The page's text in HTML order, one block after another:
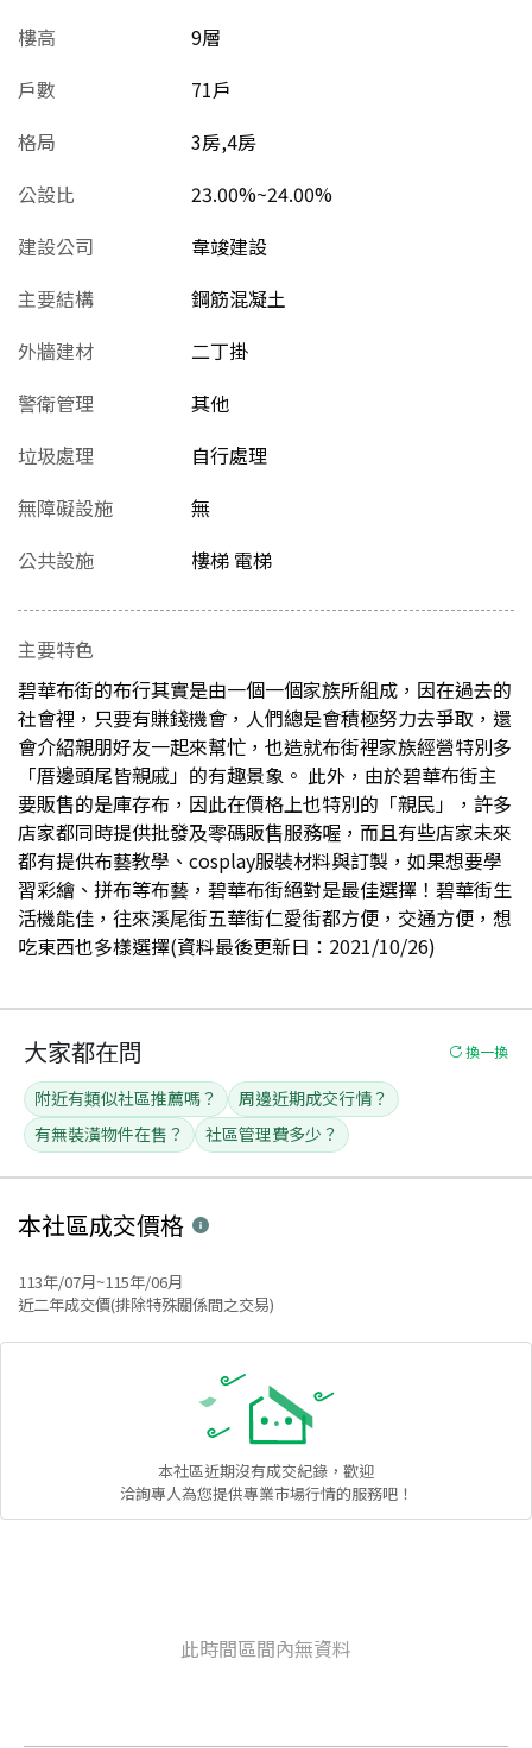
樓高
9層
戶數
71戶
格局
3房,4房
公設比
23.00%~24.00%
建設公司
韋竣建設
主要結構
鋼筋混凝土
外牆建材
二丁掛
警衛管理
其他
垃圾處理
自行處理
無障礙設施
無
公共設施
樓梯 電梯
主要特色
碧華布街的布行其實是由一個一個家族所組成，因在過去的
社會裡，只要有賺錢機會，人們總是會積極努力去爭取，還
會介紹親朋好友一起來幫忙，也造就布街裡家族經營特別多
「厝邊頭尾皆親戚」的有趣景象。 此外，由於碧華布街主
要販售的是庫存布，因此在價格上也特別的「親民」，許多
店家都同時提供批發及零碼販售服務喔，而且有些店家未來
都有提供布藝教學、cosplay服裝材料與訂製，如果想要學
習彩繪、拼布等布藝，碧華布街絕對是最佳選擇！碧華街生
活機能佳，往來溪尾街五華街仁愛街都方便，交通方便，想
吃東西也多樣選擇(資料最後更新日：2021/10/26)
大家都在問 換一換
附近有類似社區推薦嗎？
周邊近期成交行情？
有無裝潢物件在售？
社區管理費多少？
本社區成交價格
113年/07月~115年/06月
近二年成交價(排除特殊關係間之交易)
本社區近期沒有成交紀錄，歡迎
洽詢專人為您提供專業市場行情的服務吧！
此時間區間內無資料